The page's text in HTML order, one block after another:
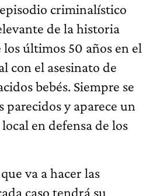
de la historia
últimos 50 años en el
con el asesinato de
bebés. Siempre se
parecidos y aparece un
en defensa de los
caso tendrá su